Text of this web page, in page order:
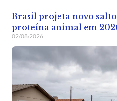
Brasil projeta novo
proteína animal em
02/08/2026